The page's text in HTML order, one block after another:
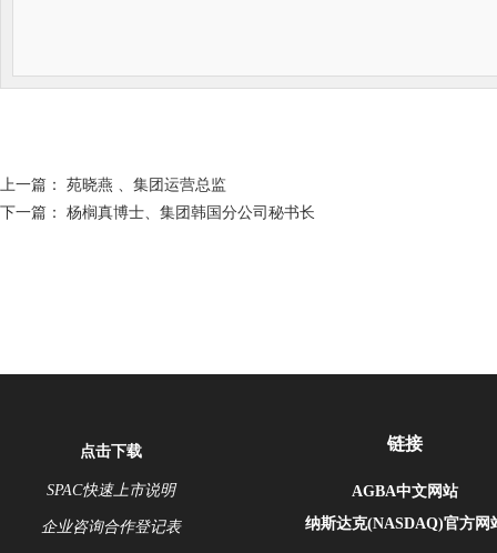
上一篇： 苑晓燕 、集团运营总监
下一篇： 杨榈真博士、集团韩国分公司秘书长
链接
AGBA中文网站
纳斯达克(NASDAQ)官方网
点击下载
SPAC快速上市说明
企业咨询合作登记表